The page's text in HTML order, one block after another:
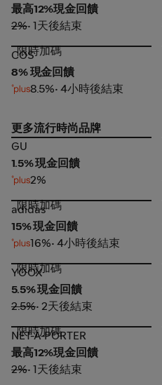
最高12%現金回饋
2%• 1天後結束
COS
限時加碼
COS
8% 現金回饋
8.5%• 4小時後結束
更多流行時尚品牌
GU
GU
1.5% 現金回饋
2%
adidas
限時加碼
adidas
15% 現金回饋
16%• 4小時後結束
YOOX
限時加碼
YOOX
5.5% 現金回饋
2.5%• 2天後結束
NET-A-PORTER
限時加碼
NET-A-PORTER
最高12%現金回饋
2%• 1天後結束